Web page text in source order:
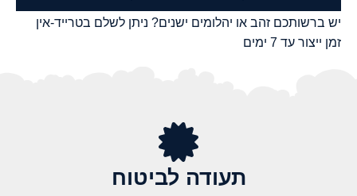
יש ברשותכם זהב או יהלומים ישנים? ניתן לשלם בטרייד-אין
זמן ייצור עד 7 ימים
תעודה לביטוח